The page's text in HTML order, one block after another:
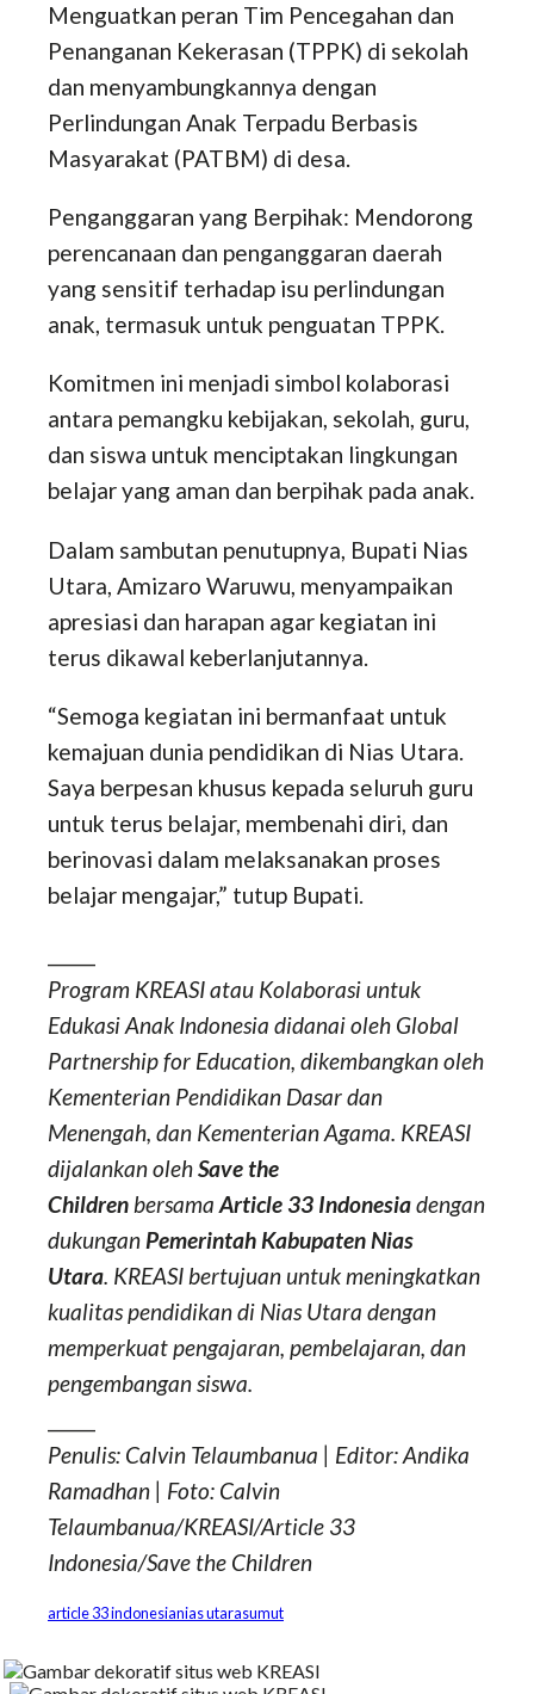
Menguatkan peran Tim Pencegahan dan
Penanganan Kekerasan (TPPK) di sekolah
dan menyambungkannya dengan
Perlindungan Anak Terpadu Berbasis
Masyarakat (PATBM) di desa.
Penganggaran yang Berpihak: Mendorong
perencanaan dan penganggaran daerah
yang sensitif terhadap isu perlindungan
anak, termasuk untuk penguatan TPPK.
Komitmen ini menjadi simbol kolaborasi
antara pemangku kebijakan, sekolah, guru,
dan siswa untuk menciptakan lingkungan
belajar yang aman dan berpihak pada anak.
Dalam sambutan penutupnya, Bupati Nias
Utara, Amizaro Waruwu, menyampaikan
apresiasi dan harapan agar kegiatan ini
terus dikawal keberlanjutannya.
“Semoga kegiatan ini bermanfaat untuk
kemajuan dunia pendidikan di Nias Utara.
Saya berpesan khusus kepada seluruh guru
untuk terus belajar, membenahi diri, dan
berinovasi dalam melaksanakan proses
belajar mengajar,” tutup Bupati.
Program KREASI atau Kolaborasi untuk
Edukasi Anak Indonesia didanai oleh Global
Partnership for Education, dikembangkan oleh
Kementerian Pendidikan Dasar dan
Menengah, dan Kementerian Agama. KREASI
dijalankan olehSave the
Children bersama Article 33 Indonesiadengan
dukungan Pemerintah Kabupaten Nias
Utara. KREASI bertujuan untuk meningkatkan
kualitas pendidikan di Nias Utara dengan
memperkuat pengajaran, pembelajaran, dan
pengembangan siswa.
Penulis: Calvin Telaumbanua | Editor: Andika
Ramadhan | Foto: Calvin
Telaumbanua/KREASI/Article 33
Indonesia/Save the Children
article 33 indonesianias utarasumut